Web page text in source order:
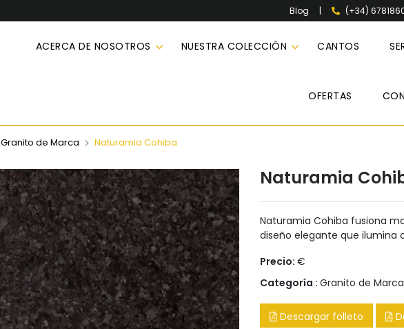
Blog | (+34)
ACERCA DE NOSOTROS NUESTRA COLECCIÓN CANTOS
OFERTAS
Granito de Marca Naturamia Cohiba
Naturamia
Naturamia Cohiba fusiona
diseño elegante que ilumina
Precio: €
Categoría : Granito de Marca
Descargar folleto